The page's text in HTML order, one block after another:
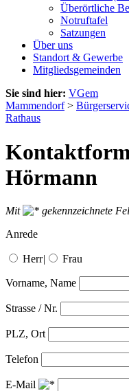
Überörtliche
Notruftafel
Satzungen
Über uns
Standort & Gewerbe
Mitgliedsgemeinden
Sie sind hier: VGem
Mammendorf>
Rathaus
Hörmann
Mit
gekennzeichnete
Anrede
Herr| Frau
Vorname, Name
Strasse / Nr.
PLZ, Ort
Telefon
E-Mail